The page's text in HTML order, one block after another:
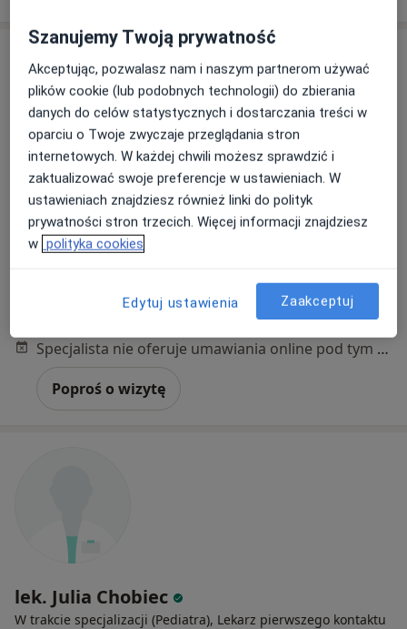
lek. Andrzej Salij
Pediatra, Lekarz pierwszego kontaktu·Więcej
16 opinii
Darmowa usługa
Specjalista nie oferuje umawiania online pod tym adresem.
Poproś o wizytę
lek. Julia Chobiec
W trakcie specjalizacji (Pediatra), Lekarz pierwszego kontaktu
Szanujemy Twoją prywatność
Akceptując, pozwalasz nam i naszym partnerom używać
plików cookie (lub podobnych technologii) do zbierania
danych do celów statystycznych i dostarczania treści w
oparciu o Twoje zwyczaje przeglądania stron
internetowych. W każdej chwili możesz sprawdzić i
zaktualizować swoje preferencje w ustawieniach. W
ustawieniach znajdziesz również linki do polityk
prywatności stron trzecich. Więcej informacji znajdziesz
w polityka cookies
Edytuj ustawienia Zaakceptuj